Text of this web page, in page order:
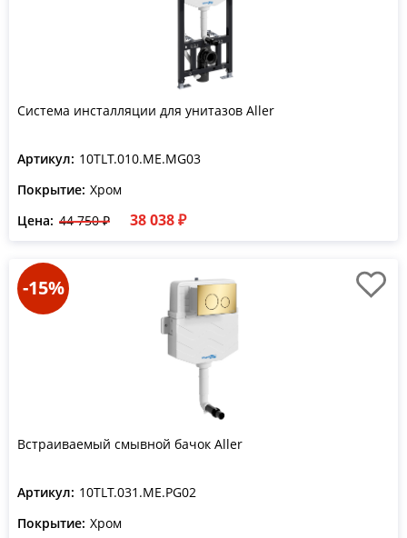
Система инсталляции для унитазов Aller
Артикул: 10TLT.010.ME.MG03
Покрытие: Хром
Цена: 44 750 ₽ 38 038 ₽
-15%
Встраиваемый смывной бачок Aller
Артикул: 10TLT.031.ME.PG02
Покрытие: Хром